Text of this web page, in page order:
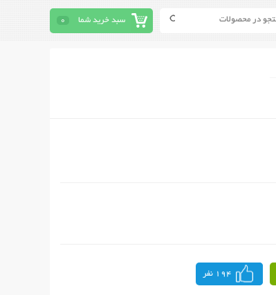
سبد خرید شما 0
194 نفر